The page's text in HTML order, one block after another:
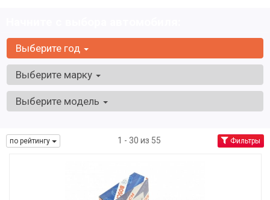
Выберите год
Выберите марку
Выберите модель
по рейтингу 1 - 30 из 55 Фильтры